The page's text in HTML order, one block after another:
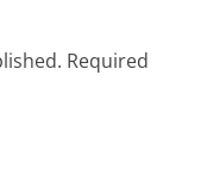
Required